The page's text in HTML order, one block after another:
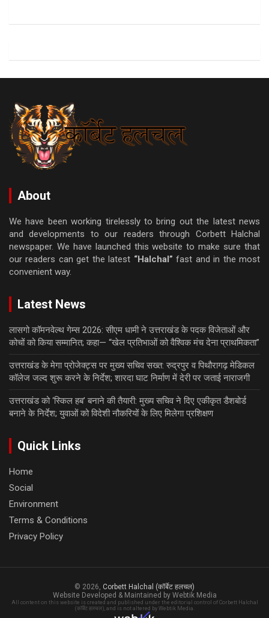
About
We have been working tirelessly to bring out the latest news
and developments to our readers through Corbett Halchal
newspaper. We have launched this website to make sure that
our readers can get the latest “Halchal” fast and in the most
convenient way.
Latest News
लासगो कॉमनवेल्थ गेम्स 2026: सीएम धामी ने उत्तराखंड के पदक विजेताओं और
कोचों को किया सम्मानित; कहा— “खेल प्रतिभाओं को वैश्विक मंच देना प्राथमिकता”
उत्तराखंड के मेगा प्रोजेक्ट्स पर मुख्य सचिव सख्त: रुद्रपुर व पिथौरागढ़ मेडिकल
कॉलेज जल्द शुरू करने के निर्देश; शारदा घाट निर्माण में देरी पर जताई नाराजगी
उत्तराखंड को ‘स्किल हब’ बनाने की तैयारी: मुख्य सचिव ने दिए एकीकृत डैशबोर्ड
बनाने के निर्देश; युवाओं को विदेशी नौकरियों के लिए मिलेगा प्रशिक्षण
Quick Links
Home
Social
Environment
Terms & Conditions
Privacy Policy
© 2026, Corbett Halchal (कॉर्बेट हलचल)
Website Developed & Maintained by Webtik Media
All content on this website is created and published under the editorial control of Corbett Halchal
(कॉर्बेट हलचल), and is not altered by Webtik Media.